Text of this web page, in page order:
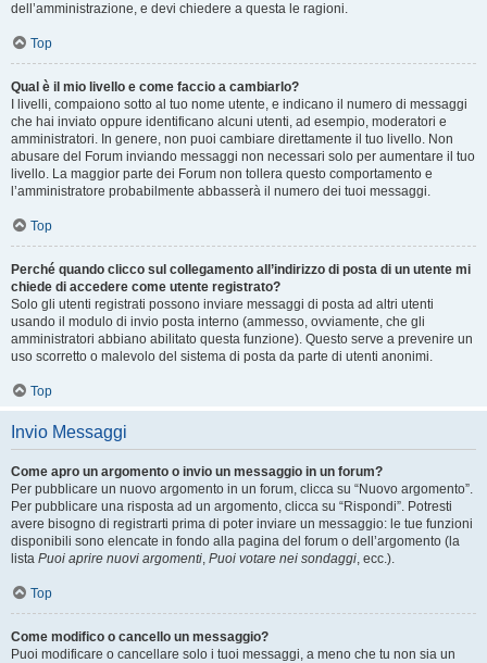
dell’amministrazione, e devi chiedere a questa le ragioni.
Top
Qual è il mio livello e come faccio a cambiarlo?
I livelli, compaiono sotto al tuo nome utente, e indicano il numero di messaggi
che hai inviato oppure identificano alcuni utenti, ad esempio, moderatori e
amministratori. In genere, non puoi cambiare direttamente il tuo livello. Non
abusare del Forum inviando messaggi non necessari solo per aumentare il tuo
livello. La maggior parte dei Forum non tollera questo comportamento e
l’amministratore probabilmente abbasserà il numero dei tuoi messaggi.
Top
Perché quando clicco sul collegamento all’indirizzo di posta di un utente mi
chiede di accedere come utente registrato?
Solo gli utenti registrati possono inviare messaggi di posta ad altri utenti
usando il modulo di invio posta interno (ammesso, ovviamente, che gli
amministratori abbiano abilitato questa funzione). Questo serve a prevenire un
uso scorretto o malevolo del sistema di posta da parte di utenti anonimi.
Top
Invio Messaggi
Come apro un argomento o invio un messaggio in un forum?
Per pubblicare un nuovo argomento in un forum, clicca su “Nuovo argomento”.
Per pubblicare una risposta ad un argomento, clicca su “Rispondi”. Potresti
avere bisogno di registrarti prima di poter inviare un messaggio: le tue funzioni
disponibili sono elencate in fondo alla pagina del forum o dell’argomento (la
lista Puoi aprire nuovi argomenti, Puoi votare nei sondaggi, ecc.).
Top
Come modifico o cancello un messaggio?
Puoi modificare o cancellare solo i tuoi messaggi, a meno che tu non sia un